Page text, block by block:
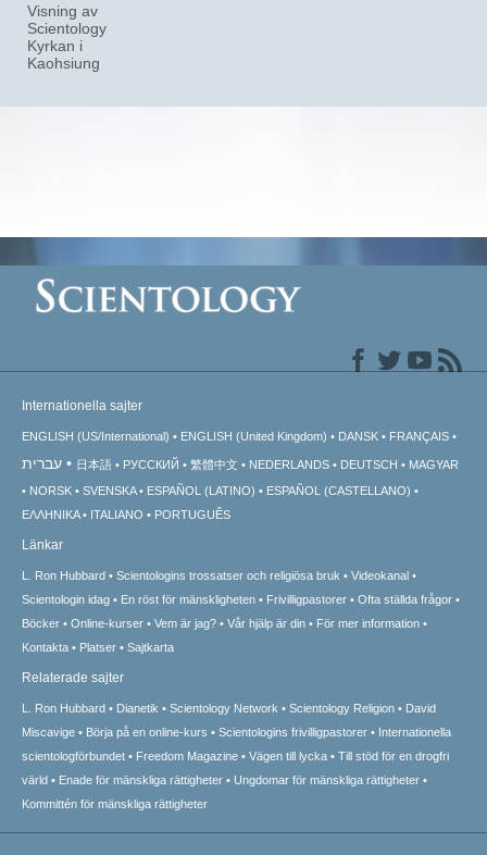
Visning av
Scientology
Kyrkan i
Kaohsiung
Internationella sajter
ENGLISH (US/International) ENGLISH (United Kingdom) DANSK FRANÇAIS
עברית 日本語 РУССКИЙ 繁體中文 NEDERLANDS DEUTSCH
MAGYAR
NORSK
SVENSKA ESPAÑOL (LATINO)
ESPAÑOL (CASTELLANO)
ΕΛΛΗΝΙΚA
ITALIANO PORTUGUÊS
Länkar
L. Ron Hubbard Scientologins trossatser och religiösa bruk
Videokanal
Scientologin idag
En röst för mänskligheten Frivilligpastorer
Ofta ställda frågor
Böcker
Online-kurser Vem är jag? Vår hjälp är din
För mer information
Kontakta
Platser Sajtkarta
Relaterade sajter
L. Ron Hubbard Dianetik Scientology Network Scientology Religion
David
Miscavige
Börja på en online-kurs Scientologins frivilligpastorer
Internationella
scientologförbundet
Freedom Magazine Vägen till lycka
Till stöd för en drogfri
värld
Enade för mänskliga rättigheter
Ungdomar för mänskliga rättigheter
Kommittén för mänskliga rättigheter